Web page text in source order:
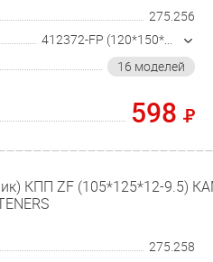
275.256
16 моделей
598
КПП ZF (105*125*12-9.5)
275.258